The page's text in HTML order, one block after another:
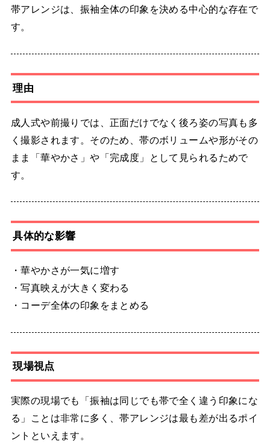
帯アレンジは、振袖全体の印象を決める中心的な存在で
す。
理由
成人式や前撮りでは、正面だけでなく後ろ姿の写真も多
く撮影されます。そのため、帯のボリュームや形がその
まま「華やかさ」や「完成度」として見られるためで
す。
具体的な影響
・華やかさが一気に増す
・写真映えが大きく変わる
・コーデ全体の印象をまとめる
現場視点
実際の現場でも「振袖は同じでも帯で全く違う印象にな
る」ことは非常に多く、帯アレンジは最も差が出るポイ
ントといえます。